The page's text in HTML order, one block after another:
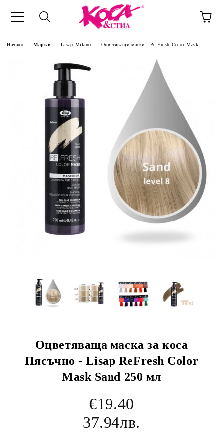
Начало Марки Lisap Milano Оцветяващи маски - Рe.Fresh Color Mask
Оцветяваща маска за коса
Пясъчно - Lisap ReFresh Color
Mask Sand 250 мл
€19.40
37.94лв.